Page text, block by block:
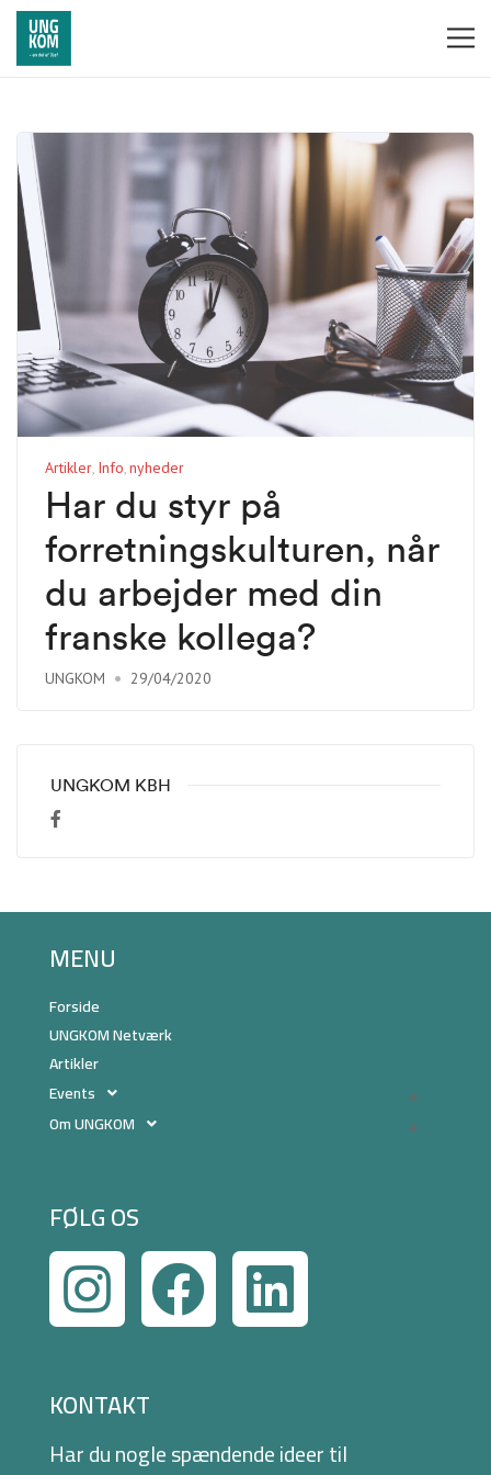
Artikler Info nyheder
Har du styr på
forretningskulturen, når
du arbejder med din
franske kollega?
UNGKOM 29/04/2020
UNGKOM KBH
MENU
Forside
UNGKOM Netværk
Artikler
Events
Om UNGKOM
FØLG OS
KONTAKT
Har du nogle spændende ideer til